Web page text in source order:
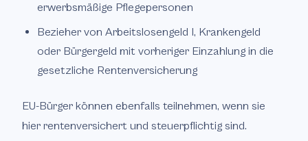
erwerbsmäßige Pflegepersonen
Bezieher von Arbeitslosengeld I, Krankengeld
oder Bürgergeld mit vorheriger Einzahlung in die
gesetzliche Rentenversicherung
EU-Bürger können ebenfalls teilnehmen, wenn sie
hier rentenversichert und steuerpflichtig sind.